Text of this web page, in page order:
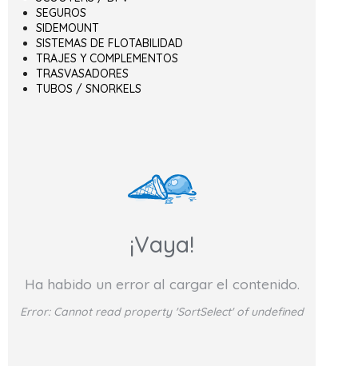
SEGUROS
SIDEMOUNT
SISTEMAS DE FLOTABILIDAD
TRAJES Y COMPLEMENTOS
TRASVASADORES
TUBOS / SNORKELS
¡Vaya!
Ha habido un error al cargar el contenido.
Error: Cannot read property 'SortSelect' of undefined